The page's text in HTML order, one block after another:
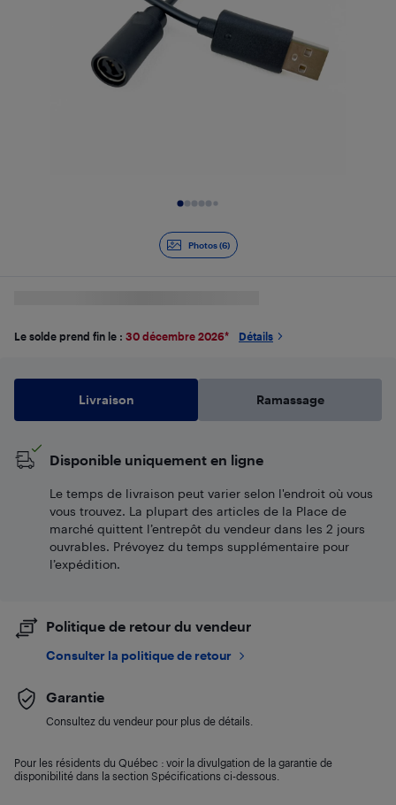
Photos (6)
Le solde prend fin le : 30 décembre 2026* Détails
Livraison Ramassage
Disponible uniquement en ligne
Le temps de livraison peut varier selon l'endroit où vous
vous trouvez. La plupart des articles de la Place de
marché quittent l’entrepôt du vendeur dans les 2 jours
ouvrables. Prévoyez du temps supplémentaire pour
l’expédition.
Politique de retour du vendeur
Consulter la politique de retour
Garantie
Consultez du vendeur pour plus de détails.
Pour les résidents du Québec : voir la divulgation de la garantie de
disponibilité dans la section Spécifications ci-dessous.